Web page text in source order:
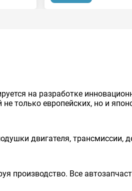
на разработке
только европейских, но и
двигателя, трансмиссии,
производство. Все